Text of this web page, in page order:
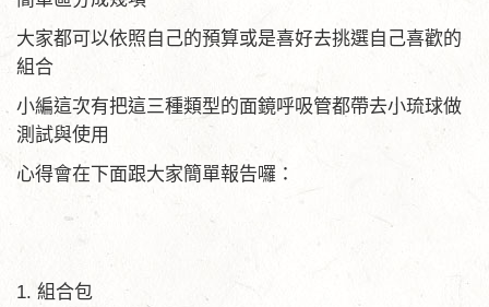
大家都可以依照自己的預算或是喜好去挑選自己喜歡的
組合
小編這次有把這三種類型的面鏡呼吸管都帶去小琉球做
測試與使用
心得會在下面跟大家簡單報告囉：
1. 組合包